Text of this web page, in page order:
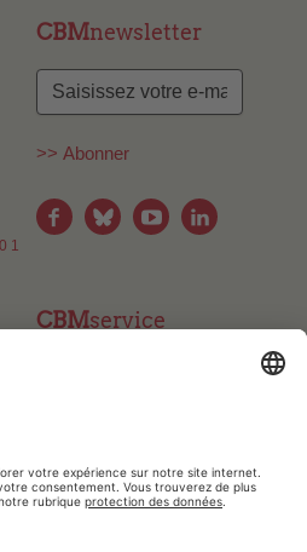
1
CBMnewsletter
>> Abonner
CBMservice